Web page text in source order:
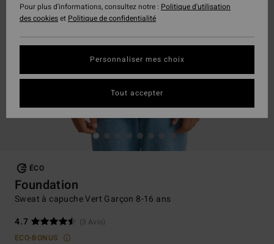
ÉCO
Foundation
Sweat à capuche Vert Garçon 8-16 ans
4.7
(3 Avis)
ECO-BONUS
Pour plus d'informations, consultez notre : Politique d'utilisation
des cookieset Politique de confidentialité
Personnaliser mes choix
Tout accepter